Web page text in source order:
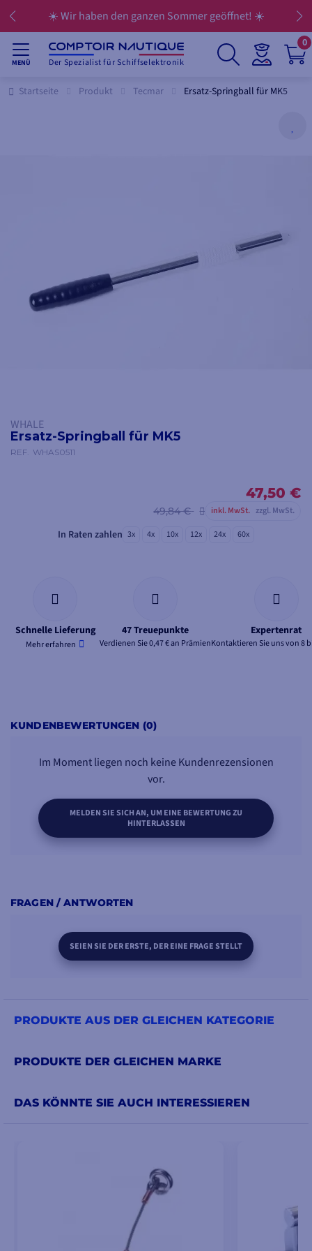
☀️ Wir haben den ganzen Sommer geöffnet! ☀️
MENÜ Der Spezialist für Schiffselektronik
0
Startseite Produkt Tecmar Ersatz-Springball für MK5
WHALE
Ersatz-Springball für MK5
REF. WHAS0511
47,50 €
49,84 € inkl. MwSt. zzgl. MwSt.
In Raten zahlen 3x 4x 10x 12x 24x 60x
Schnelle Lieferung
Mehr erfahren
47 Treuepunkte
Verdienen Sie 0,47 € an Prämien
Expertenrat
Kontaktieren Sie uns von 8
KUNDENBEWERTUNGEN (0)
Im Moment liegen noch keine Kundenrezensionen
vor.
MELDEN SIE SICH AN, UM EINE BEWERTUNG ZU
HINTERLASSEN
FRAGEN / ANTWORTEN
SEIEN SIE DER ERSTE, DER EINE FRAGE STELLT
PRODUKTE AUS DER GLEICHEN KATEGORIE
PRODUKTE DER GLEICHEN MARKE
DAS KÖNNTE SIE AUCH INTERESSIEREN